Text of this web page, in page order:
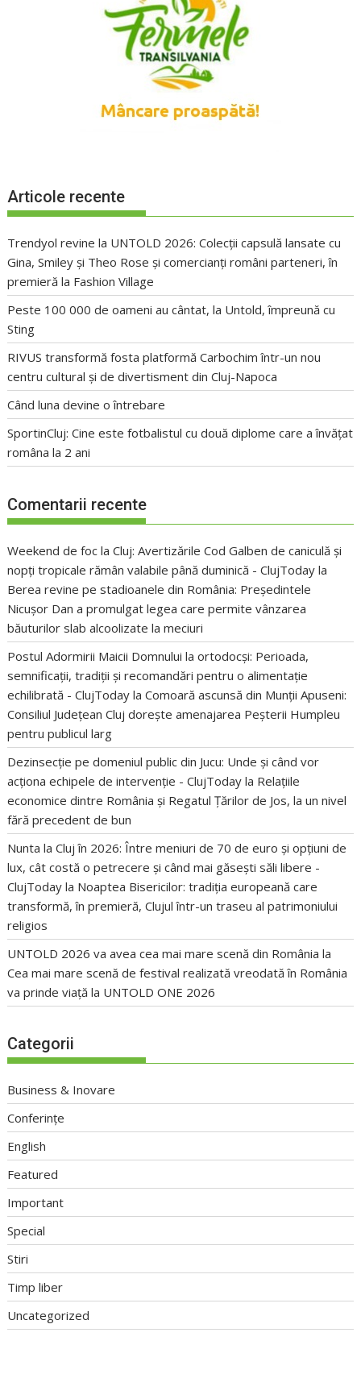
Articole recente
Trendyol revine la UNTOLD 2026: Colecții capsulă lansate cu
Gina, Smiley și Theo Rose și comercianți români parteneri, în
premieră la Fashion Village
Peste 100 000 de oameni au cântat, la Untold, împreună cu
Sting
RIVUS transformă fosta platformă Carbochim într-un nou
centru cultural și de divertisment din Cluj-Napoca
Când luna devine o întrebare
SportinCluj: Cine este fotbalistul cu două diplome care a învățat
româna la 2 ani
Comentarii recente
Weekend de foc la Cluj: Avertizările Cod Galben de caniculă și
nopți tropicale rămân valabile până duminică - ClujToday la
Berea revine pe stadioanele din România: Președintele
Nicușor Dan a promulgat legea care permite vânzarea
băuturilor slab alcoolizate la meciuri
Postul Adormirii Maicii Domnului la ortodocși: Perioada,
semnificații, tradiții și recomandări pentru o alimentație
echilibrată - ClujToday laComoară ascunsă din Munții Apuseni:
Consiliul Județean Cluj dorește amenajarea Peșterii Humpleu
pentru publicul larg
Dezinsecție pe domeniul public din Jucu: Unde și când vor
acționa echipele de intervenție - ClujToday la Relațiile
economice dintre România și Regatul Țărilor de Jos, la un nivel
fără precedent de bun
Nunta la Cluj în 2026: Între meniuri de 70 de euro și opțiuni de
lux, cât costă o petrecere și când mai găsești săli libere -
ClujToday la Noaptea Bisericilor: tradiția europeană care
transformă, în premieră, Clujul într-un traseu al patrimoniului
religios
UNTOLD 2026 va avea cea mai mare scenă din România la
Cea mai mare scenă de festival realizată vreodată în România
va prinde viață la UNTOLD ONE 2026
Categorii
Business & Inovare
Conferințe
English
Featured
Important
Special
Stiri
Timp liber
Uncategorized